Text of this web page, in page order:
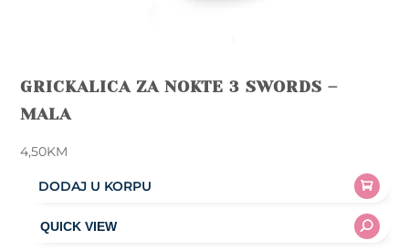
GRICKALICA ZA NOKTE 3 SWORDS –
MALA
4,50KM
DODAJ U KORPU